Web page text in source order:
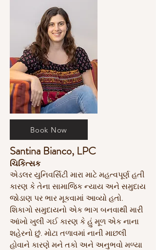
Book Now
Santina Bianco, LPC
ચિકિત્સક
એડલર યુનિવર્સિટી મારા માટે મહત્વપૂર્ણ હતી
કારણ કે તેના સામાજિક ન્યાય અને સમુદાય
જોડાણ પર ભાર મૂકવામાં આવ્યો હતો.
શિકાગો સમુદાયનો એક ભાગ બનવાથી મારી
આંખો ખુલી ગઈ કારણ કે હું મૂળ એક નાના
શહેરનો છું. મોટા તળાવમાં નાની માછલી
હોવાને કારણે મને તકો અને અનુભવો મળ્યા